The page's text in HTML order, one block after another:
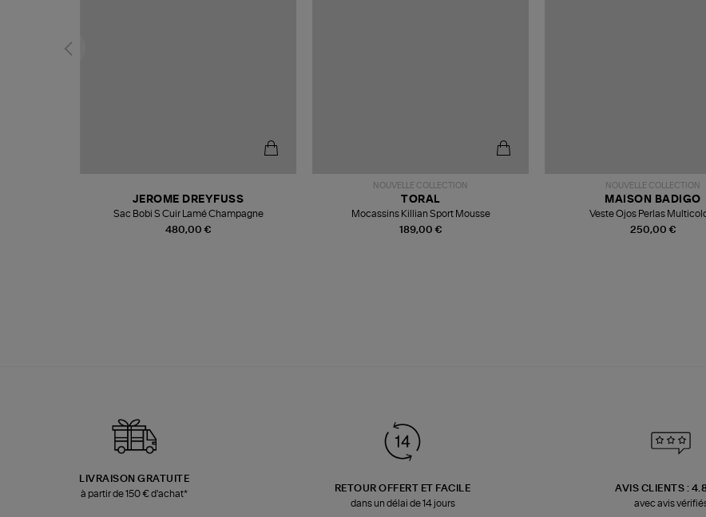
480,00 €
JEROME DREYFUSS
Sac Bobi S Cuir Lamé Champagne
NOUVELLE COLLECTION
189,00 €
TORAL
Mocassins Killian Sport Mousse
NOUVELLE COLLECTION
250,00 €
MAISON BADIGO
Veste Ojos Perlas
LIVRAISON GRATUITE
à partir de 150 € d'achat*
RETOUR OFFERT ET FACILE
dans un délai de 14 jours
AVIS CLIENTS :
avec avis